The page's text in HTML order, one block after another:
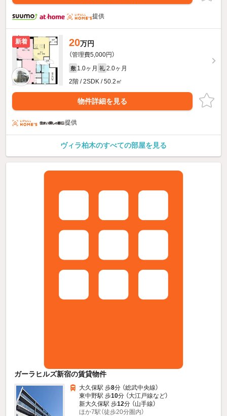
提供
新着 20万円
（管理費5,000円）
敷 1.0ヶ月 礼 2.0ヶ月
2階 / 2SDK / 50.2㎡
物件詳細を見る
提供
ヴィラ柏木のすべての部屋を見る
ガーラヒルズ新宿の賃貸物件
大久保駅 歩8分 （総武中央線）
東中野駅 歩10分 （大江戸線など）
新大久保駅 歩12分 （山手線）
ほか7駅（徒歩20分圏内）